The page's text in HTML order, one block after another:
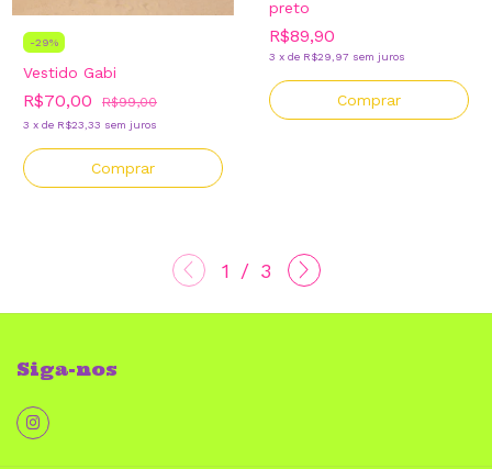
-29%
Vestido Gabi
R$70,00 R$99,00
3 x de R$23,33 sem juros
Comprar
preto
R$89,90
3 x de R$29,97 sem juros
Comprar
1 / 3
Siga-nos